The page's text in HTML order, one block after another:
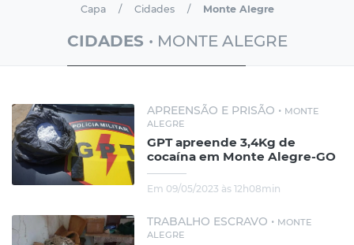
CIDADES • MONTE ALEGRE
Capa Cidades Monte Alegre
APREENSÃO E PRISÃO • MONTE
ALEGRE
GPT apreende 3,4Kg de
cocaína em Monte Alegre-GO
Em 09/05/2023 às 12h08min
TRABALHO ESCRAVO • MONTE
ALEGRE